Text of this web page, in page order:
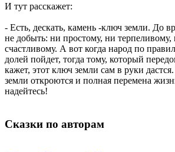
И тут расскажет:
- Есть, дескать, камень -ключ земли. До
не добыть: ни простому, ни терпеливому,
счастливому. А вот когда народ по
долей пойдет, тогда тому, который
кажет, этот ключ земли сам в руки дастся.
земли откроются и полная перемена
надейтесь!
Сказки по авторам